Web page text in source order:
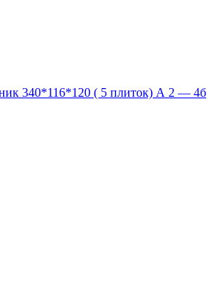
340*116*120 ( 5 плиток) А 2 — 4б